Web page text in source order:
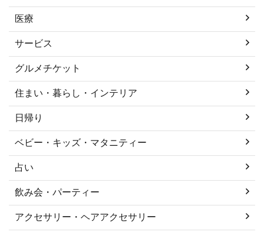
医療
サービス
グルメチケット
住まい・暮らし・インテリア
日帰り
ベビー・キッズ・マタニティー
占い
飲み会・パーティー
アクセサリー・ヘアアクセサリー